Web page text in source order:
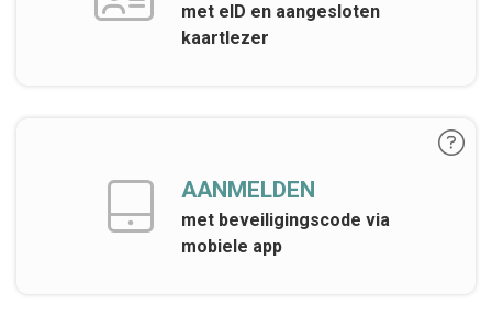
met eID en aangesloten
kaartlezer
AANMELDEN
met beveiligingscode via
mobiele app